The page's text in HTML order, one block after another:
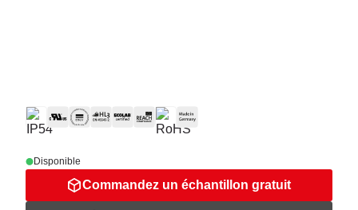
Disponible
Commandez un échantillon gratuit